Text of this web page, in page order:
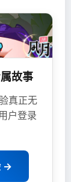
故事
真正无
户登录
→